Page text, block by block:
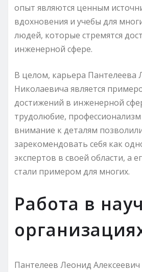
опыт являются ценным
вдохновения и учебы для
людей, которые стремятся
инженерной сфере.
В целом, карьера Пантелеева
Николаевича является
достижений в инженерной
трудолюбие,
внимание к деталям
зарекомендовать себя как
экспертов в своей области, а
стали примером для многих.
Работа в
Пантелеев Леонид Алексеевич